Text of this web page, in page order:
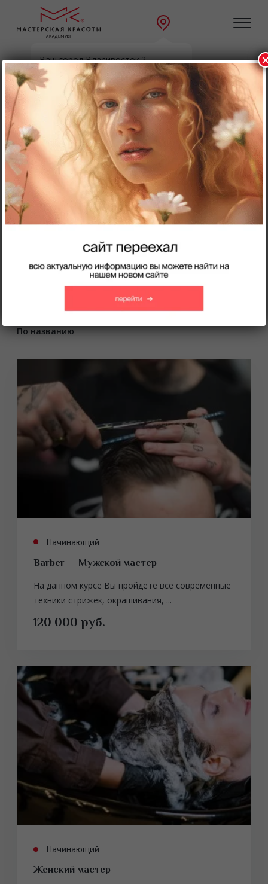
Ваш город Владивосток ?
Выбрать другой
Главная Направления
Направления:
Парикмахерское искусство
Ногтевой сервис
Косметология
Инъекционная косметология
Массаж
Визаж
Ресницы Брови
Все курсы
Сортировать: По цене
По сложности
По названию
Начинающий
Barber — Мужской мастер
На данном курсе Вы пройдете все современные
техники стрижек, окрашивания, ...
120 000 руб.
Начинающий
Женский мастер